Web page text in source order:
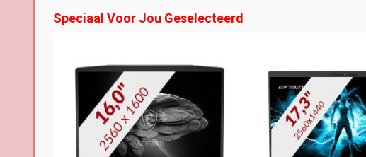
Speciaal Voor Jou Geselecteerd